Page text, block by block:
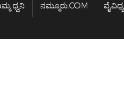
ಧ್ವನಿ ನಮ್ಮೂರು.COM ವೈವಿಧ್ಯ